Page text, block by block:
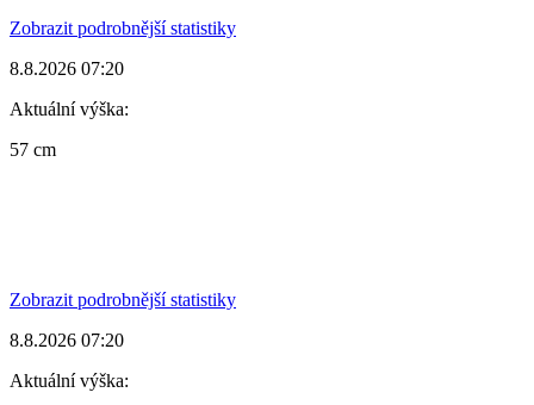
Zobrazit podrobnější statistiky
8.8.2026 07:20
Aktuální výška:
57 cm
Zobrazit podrobnější statistiky
8.8.2026 07:20
Aktuální výška: